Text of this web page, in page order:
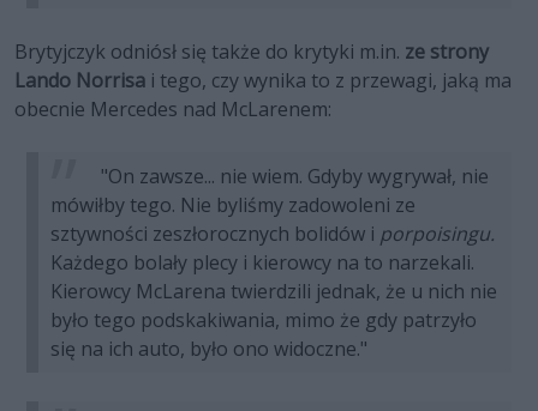
Brytyjczyk odniósł się także do krytyki m.in. ze strony
Lando Norrisa i tego, czy wynika to z przewagi, jaką ma
obecnie Mercedes nad McLarenem:
"On zawsze... nie wiem. Gdyby wygrywał, nie
mówiłby tego. Nie byliśmy zadowoleni ze
sztywności zeszłorocznych bolidów i porpoisingu.
Każdego bolały plecy i kierowcy na to narzekali.
Kierowcy McLarena twierdzili jednak, że u nich nie
było tego podskakiwania, mimo że gdy patrzyło
się na ich auto, było ono widoczne."